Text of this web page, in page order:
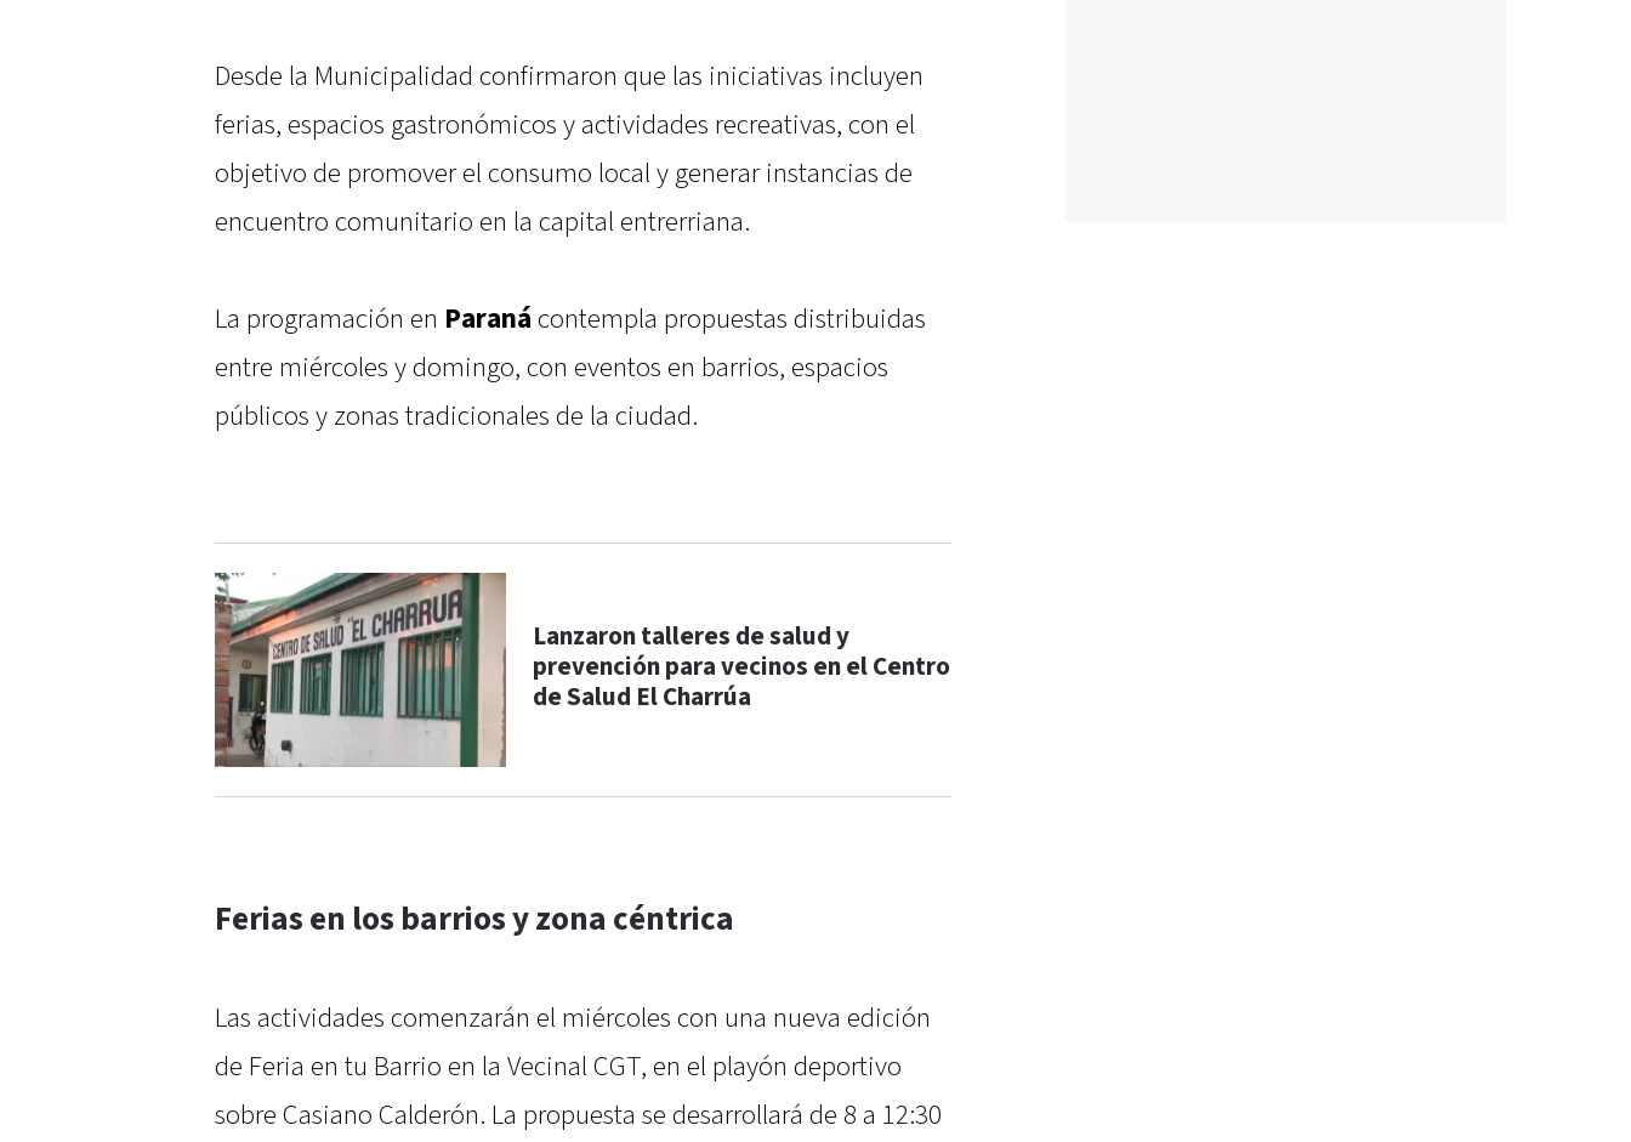
Desde la Municipalidad confirmaron que las iniciativas incluyen
ferias, espacios gastronómicos y actividades recreativas, con el
objetivo de promover el consumo local y generar instancias de
encuentro comunitario en la capital entrerriana.
La programación en Paraná contempla propuestas distribuidas
entre miércoles y domingo, con eventos en barrios, espacios
públicos y zonas tradicionales de la ciudad.
Lanzaron talleres de salud y
prevención para vecinos en el Centro
de Salud El Charrúa
Ferias en los barrios y zona céntrica
Las actividades comenzarán el miércoles con una nueva edición
de Feria en tu Barrio en la Vecinal CGT, en el playón deportivo
sobre Casiano Calderón. La propuesta se desarrollará de 8 a 12:30